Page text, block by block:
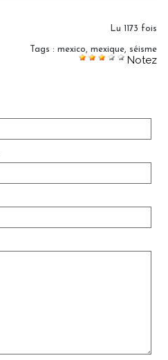
Lu 1173 fois
Tags : mexico, mexique, séisme
Notez